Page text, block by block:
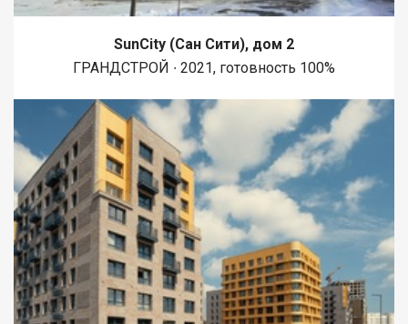
SunCity (Сан Сити), дом 2
ГРАНДСТРОЙ ∙ 2021, готовность 100%